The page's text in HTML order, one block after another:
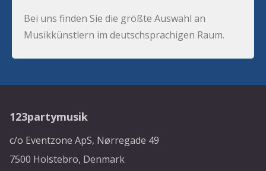
Bei uns finden Sie die größte Auswahl an
Musikkünstlern im deutschsprachigen Raum.
123partymusik
c/o Eventzone ApS, Nørregade 49
7500 Holstebro, Denmark